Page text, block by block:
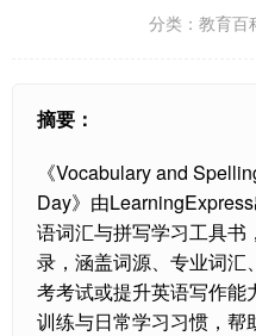
分类： 教育百
摘要：
《Vocabulary and
Day》由
语词汇与拼写学习工具
录，涵盖词源、专业词汇
考考试或提升英语写作能
训练与日常学习习惯，帮